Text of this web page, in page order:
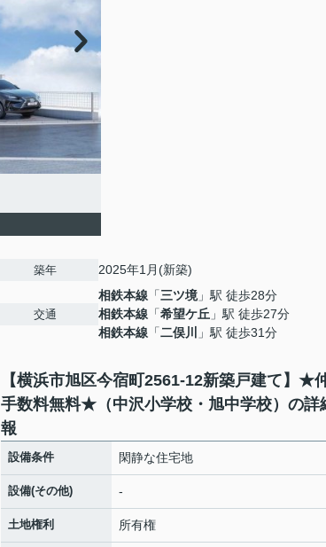
築年 2025年1月(新築)
交通
相鉄本線 「三ツ境」駅 徒歩28分
相鉄本線 「希望ケ丘 」駅 徒歩27分
相鉄本線 「二俣川 」駅 徒歩31分
【横浜市旭区今宿町2561-12新築戸建て】★
手数料無料★（中沢小学校・旭中学校）の詳
報
設備条件 閑静な住宅地
設備(その他) -
土地権利 所有権